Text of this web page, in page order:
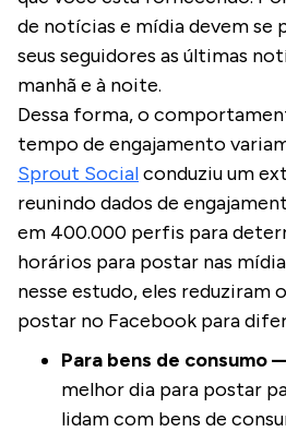
de notícias e mídia devem se
seus seguidores as últimas
manhã e à noite.
Dessa forma, o
tempo de engajamento
Sprout Socialconduziu um
reunindo dados de
em 400.000 perfis para
horários para postar nas
nesse estudo, eles reduziram
postar no Facebook para
Para bens de consumo
melhor dia para postar
lidam com bens de